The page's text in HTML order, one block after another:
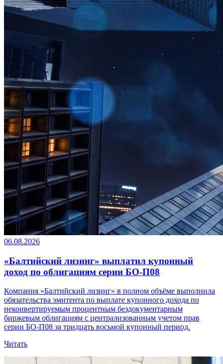
06.08.2026
«Балтийский лизинг» выплатил купонный
доход по облигациям серии БО-П08
Компания «Балтийский лизинг» в полном объёме выполнила
обязательства эмитента по выплате купонного дохода по
неконвертируемым процентным бездокументарным
биржевым облигациям с централизованным учетом прав
серии БО-П08 за тридцать восьмой купонный период.
Читать